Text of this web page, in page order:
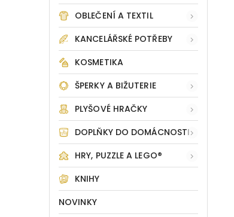
OBLEČENÍ A TEXTIL
KANCELÁŘSKÉ POTŘEBY
KOSMETIKA
ŠPERKY A BIŽUTERIE
PLYŠOVÉ HRAČKY
DOPLŇKY DO DOMÁCNOSTI
HRY, PUZZLE A LEGO®
KNIHY
NOVINKY